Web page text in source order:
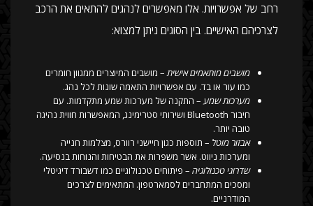
רחב של אפשרויות. אלו מאפשרים לנהגים להתאים את הרכב
לצרכיהם האישיים. בין הסוגים ניתן למצוא:
מושבים מותאמים אישית– מושבים המיוצרים ממגוון חומרים
כמו עור או בד. עם אפשרויות התאמה שונות לכל נהג.
מערכות שמע– התקנה של מערכות שמע מתקדמות. עם
חיבור Bluetooth ושירותי סטרימינג, המאפשרות חווית נהיגה
טובה יותר.
אבזור מוטל – תוספות כגון חיישני רוורס, מצלמות חנייה
ומערכות ניווט. אשר משפרות את הבטיחות והנוחות בנסיעה.
שדרוגי טכנולוגיה – פיתוחים טכנולוגיים כמו דשבורד דיגיטלי
ומסכים המתחברים לסמארטפון. המתאימים לצרכים
המודרניים.